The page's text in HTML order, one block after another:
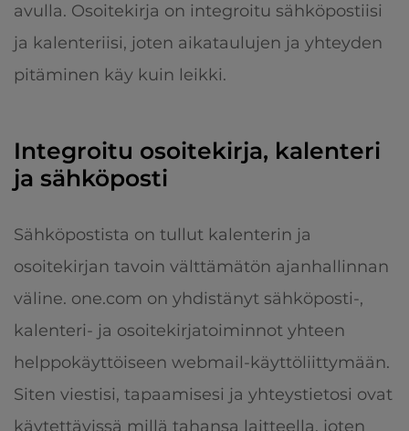
avulla. Osoitekirja on integroitu sähköpostiisi
ja kalenteriisi, joten aikataulujen ja yhteyden
pitäminen käy kuin leikki.
Integroitu osoitekirja, kalenteri
ja sähköposti
Sähköpostista on tullut kalenterin ja
osoitekirjan tavoin välttämätön ajanhallinnan
väline. one.com on yhdistänyt sähköposti-,
kalenteri- ja osoitekirjatoiminnot yhteen
helppokäyttöiseen webmail-käyttöliittymään.
Siten viestisi, tapaamisesi ja yhteystietosi ovat
käytettävissä millä tahansa laitteella, joten